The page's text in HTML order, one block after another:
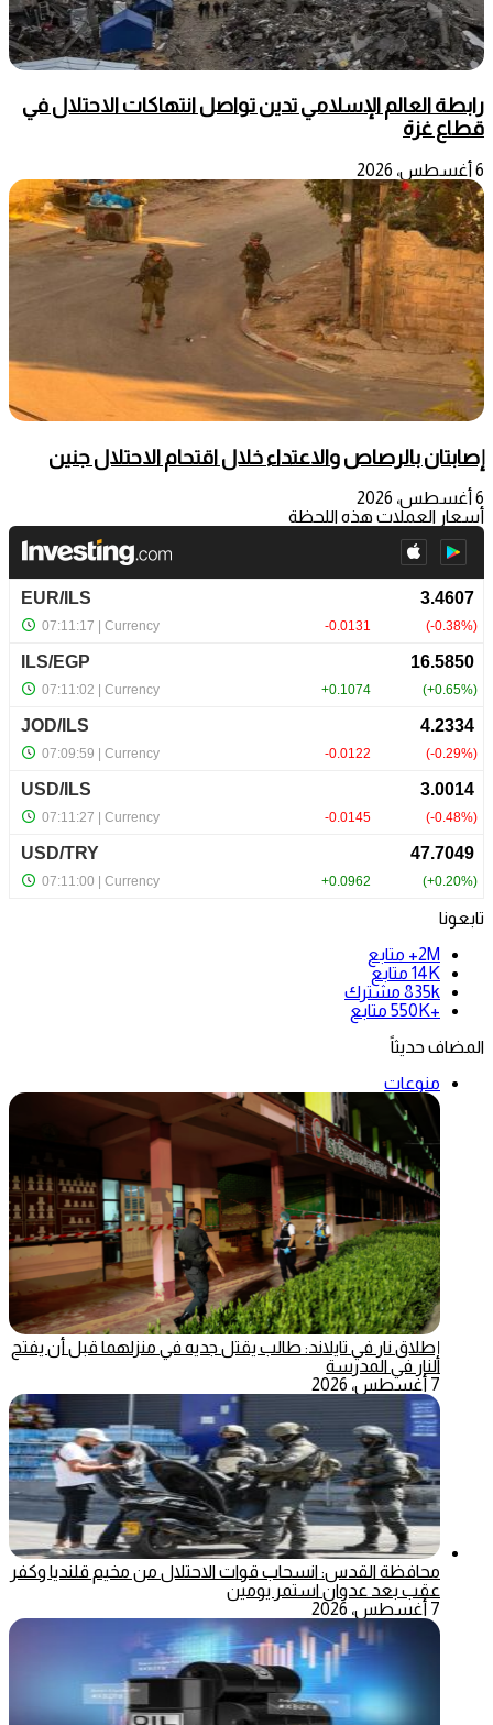
رابطة العالم الإسلامي تدين تواصل انتهاكات الاحتلال في
قطاع غزة
6 أغسطس، 2026
إصابتان بالرصاص والاعتداء خلال اقتحام الاحتلال جنين
6 أغسطس، 2026
أسعار العملات هذه اللحظة
تابعونا
2M+
متابع
14K متابع
835k مشترك
+550K
متابع
المضاف حديثاً
منوعات
إطلاق نار في تايلاند: طالب يقتل جديه في منزلهما قبل أن يفتح
النار في المدرسة
7 أغسطس، 2026
محافظة القدس: انسحاب قوات الاحتلال من مخيم قلنديا وكفر
عقب بعد عدوان استمر يومين
7 أغسطس، 2026